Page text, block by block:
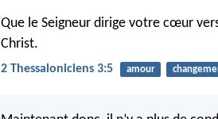
Que le Seigneur dirige votre cœur
Christ.
2 Thessaloniciens 3:5 amour